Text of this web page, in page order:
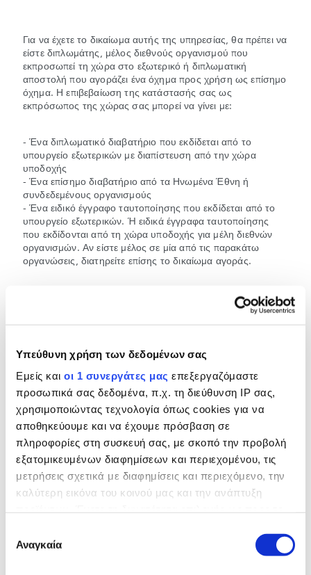
Υπεύθυνη χρήση των δεδομένων σας
Εμείς και οι 1 συνεργάτες μας επεξεργαζόμαστε
προσωπικά σας δεδομένα, π.χ. τη διεύθυνση IP σας,
χρησιμοποιώντας τεχνολογία όπως cookies για να
αποθηκεύουμε και να έχουμε πρόσβαση σε
πληροφορίες στη συσκευή σας, με σκοπό την προβολή
εξατομικευμένων διαφημίσεων και περιεχομένου, τις
μετρήσεις σχετικά με διαφημίσεις και περιεχόμενο, την
καλύτερη εικόνα του κοινού μας και την ανάπτυξη
σκοπούς.
συγκατάθεσης
Αναγκαία
Για να έχετε το δικαίωμα αυτής της υπηρεσίας, θα πρέπει να
είστε διπλωμάτης, μέλος διεθνούς οργανισμού που
εκπροσωπεί τη χώρα στο εξωτερικό ή διπλωματική
αποστολή που αγοράζει ένα όχημα προς χρήση ως επίσημο
όχημα. Η επιβεβαίωση της κατάστασής σας ως
εκπρόσωπος της χώρας σας μπορεί να γίνει με:
- Ένα διπλωματικό διαβατήριο που εκδίδεται από το
υπουργείο εξωτερικών με διαπίστευση από την χώρα
υποδοχής
- Ένα επίσημο διαβατήριο από τα Ηνωμένα Έθνη ή
συνδεδεμένους οργανισμούς
- Ένα ειδικό έγγραφο ταυτοποίησης που εκδίδεται από το
υπουργείο εξωτερικών. Ή ειδικά έγγραφα ταυτοποίησης
που εκδίδονται από τη χώρα υποδοχής για μέλη διεθνών
οργανισμών. Αν είστε μέλος σε μία από τις παρακάτω
οργανώσεις, διατηρείτε επίσης το δικαίωμα αγοράς.
Διεθνώς συντονισμένοι οργανισμοί
- Οργανισμός Βορειοατλαντικού Συμφώνου (NATO)
- Οργανισμός Οικονομικής Συνεργασίας και Ανάπτυξης
(ΟΟΣΑ)
- Ευρωπαϊκός Οργανισμός Διαστήματος (ΕΟΔ)
- Δυτικοευρωπαϊκή Ένωση (ΔΕΕ)
- Συμβούλιο της Ευρώπης
Άλλοι διεθνείς οργανισμοί